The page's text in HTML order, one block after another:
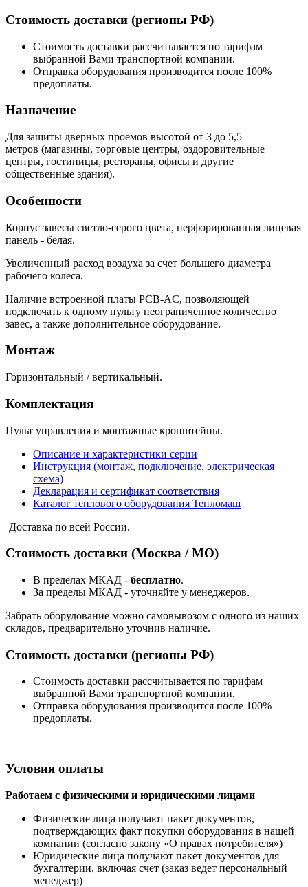
Стоимость доставки (регионы РФ)
Стоимость доставки рассчитывается по тарифам
выбранной Вами транспортной компании.
Отправка оборудования производится после 100%
предоплаты.
Назначение
Для защиты дверных проемов высотой от 3 до 5,5
метров (магазины, торговые центры, оздоровительные
центры, гостиницы, рестораны, офисы и другие
общественные здания).
Особенности
Корпус завесы светло-серого цвета, перфорированная лицевая
панель - белая.
Увеличенный расход воздуха за счет большего диаметра
рабочего колеса.
Наличие встроенной платы PCB-AC, позволяющей
подключать к одному пульту неограниченное количество
завес, а также дополнительное оборудование.
Монтаж
Горизонтальный / вертикальный.
Комплектация
Пульт управления и монтажные кронштейны.
Описание и характеристики серии
Инструкция (монтаж, подключение, электрическая
схема)
Декларация и сертификат соответствия
Каталог теплового оборудования Тепломаш
Доставка по всей России.
Стоимость доставки (Москва / МО)
В пределах МКАД - бесплатно.
За пределы МКАД - уточняйте у менеджеров.
Забрать оборудование можно самовывозом с одного из наших
складов, предварительно уточнив наличие.
Стоимость доставки (регионы РФ)
Стоимость доставки рассчитывается по тарифам
выбранной Вами транспортной компании.
Отправка оборудования производится после 100%
предоплаты.
Условия оплаты
Работаем с физическими и юридическими лицами
Физические лица получают пакет документов,
подтверждающих факт покупки оборудования в нашей
компании (согласно закону «О правах потребителя»)
Юридические лица получают пакет документов для
бухгалтерии, включая счет (заказ ведет персональный
менеджер)